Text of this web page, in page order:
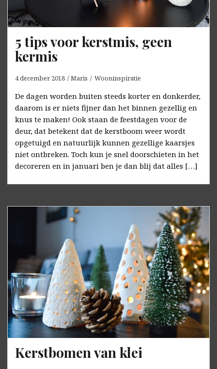
5 tips voor kerstmis, geen
kermis
4 december 2018 Maris Wooninspiratie
De dagen worden buiten steeds korter en donkerder,
daarom is er niets fijner dan het binnen gezellig en
knus te maken! Ook staan de feestdagen voor de
deur, dat betekent dat de kerstboom weer wordt
opgetuigd en natuurlijk kunnen gezellige kaarsjes
niet ontbreken. Toch kun je snel doorschieten in het
decoreren en in januari ben je dan blij dat alles […]
Kerstbomen van klei